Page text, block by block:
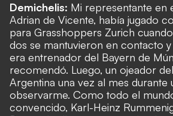
Demichelis: Mi representante en
Adrian de Vicente, había jugado
para Grasshoppers Zurich
dos se mantuvieron en contacto
era entrenador del Bayern de
recomendó. Luego, un ojeador
Argentina una vez al mes durante
observarme. Como todo el
convencido, Karl-Heinz